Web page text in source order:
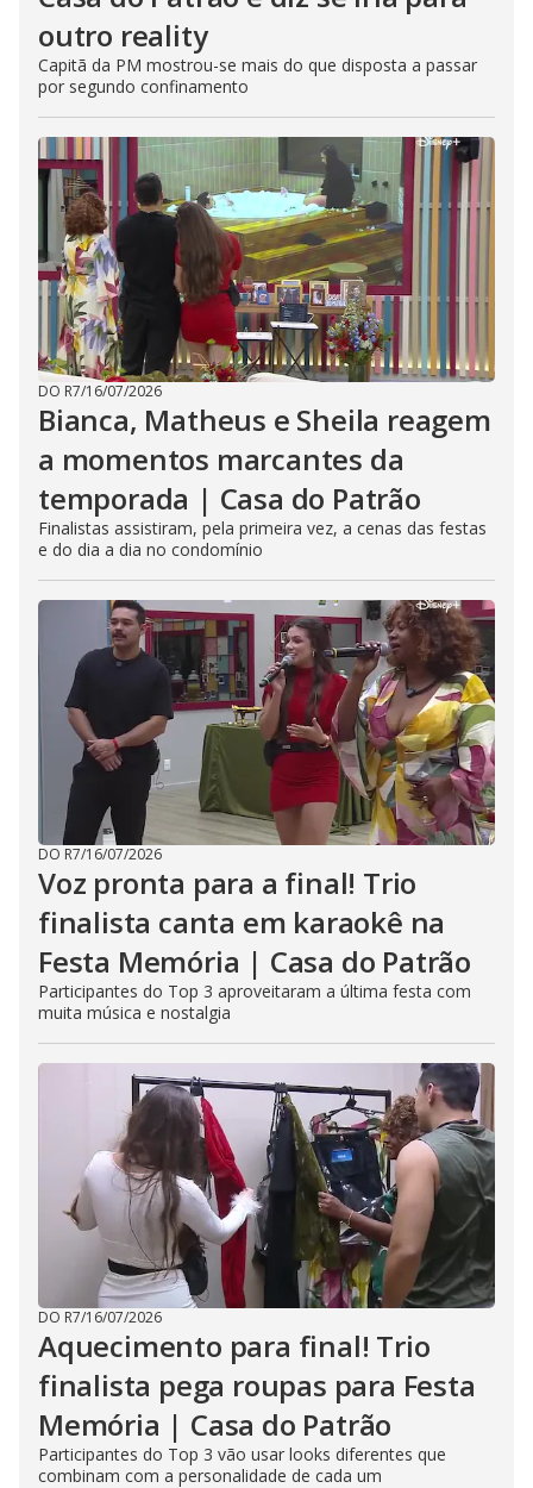
outro reality
Capitã da PM mostrou-se mais do que disposta a passar
por segundo confinamento
DO R7/16/07/2026
Bianca, Matheus e Sheila reagem
a momentos marcantes da
temporada | Casa do Patrão
Finalistas assistiram, pela primeira vez, a cenas das festas
e do dia a dia no condomínio
DO R7/16/07/2026
Voz pronta para a final! Trio
finalista canta em karaokê na
Festa Memória | Casa do Patrão
Participantes do Top 3 aproveitaram a última festa com
muita música e nostalgia
DO R7/16/07/2026
Aquecimento para final! Trio
finalista pega roupas para Festa
Memória | Casa do Patrão
Participantes do Top 3 vão usar looks diferentes que
combinam com a personalidade de cada um